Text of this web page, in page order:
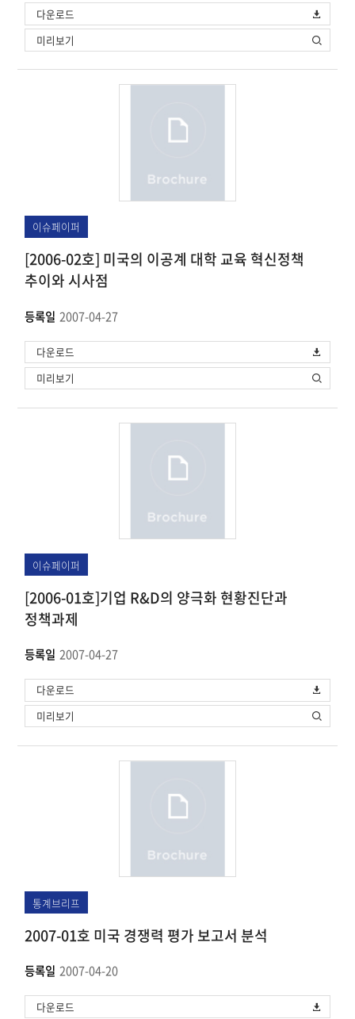
다운로드
미리보기
이슈페이퍼
[2006-02호] 미국의 이공계 대학 교육 혁신정책
추이와 시사점
등록일 2007-04-27
다운로드
미리보기
이슈페이퍼
[2006-01호]기업 R&D의 양극화 현황진단과
정책과제
등록일 2007-04-27
다운로드
미리보기
통계브리프
2007-01호 미국 경쟁력 평가 보고서 분석
등록일 2007-04-20
다운로드